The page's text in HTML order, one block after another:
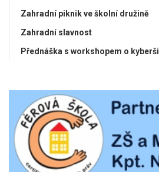
Zahradní piknik ve školní družině
Zahradní slavnost
Přednáška s workshopem o